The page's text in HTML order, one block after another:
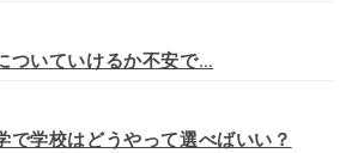
ついていけるか不安で…
で学校はどうやって選べばいい？